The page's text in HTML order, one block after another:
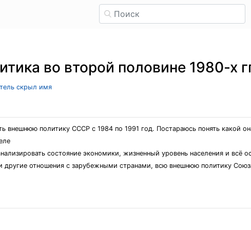
во второй половине 1980-х
скрыл имя
внешнюю политику СССР с 1984 по 1991 год. Постараюсь понять какой
состояние экономики, жизненный уровень населения и всё
отношения с зарубежными странами, всю внешнюю политику